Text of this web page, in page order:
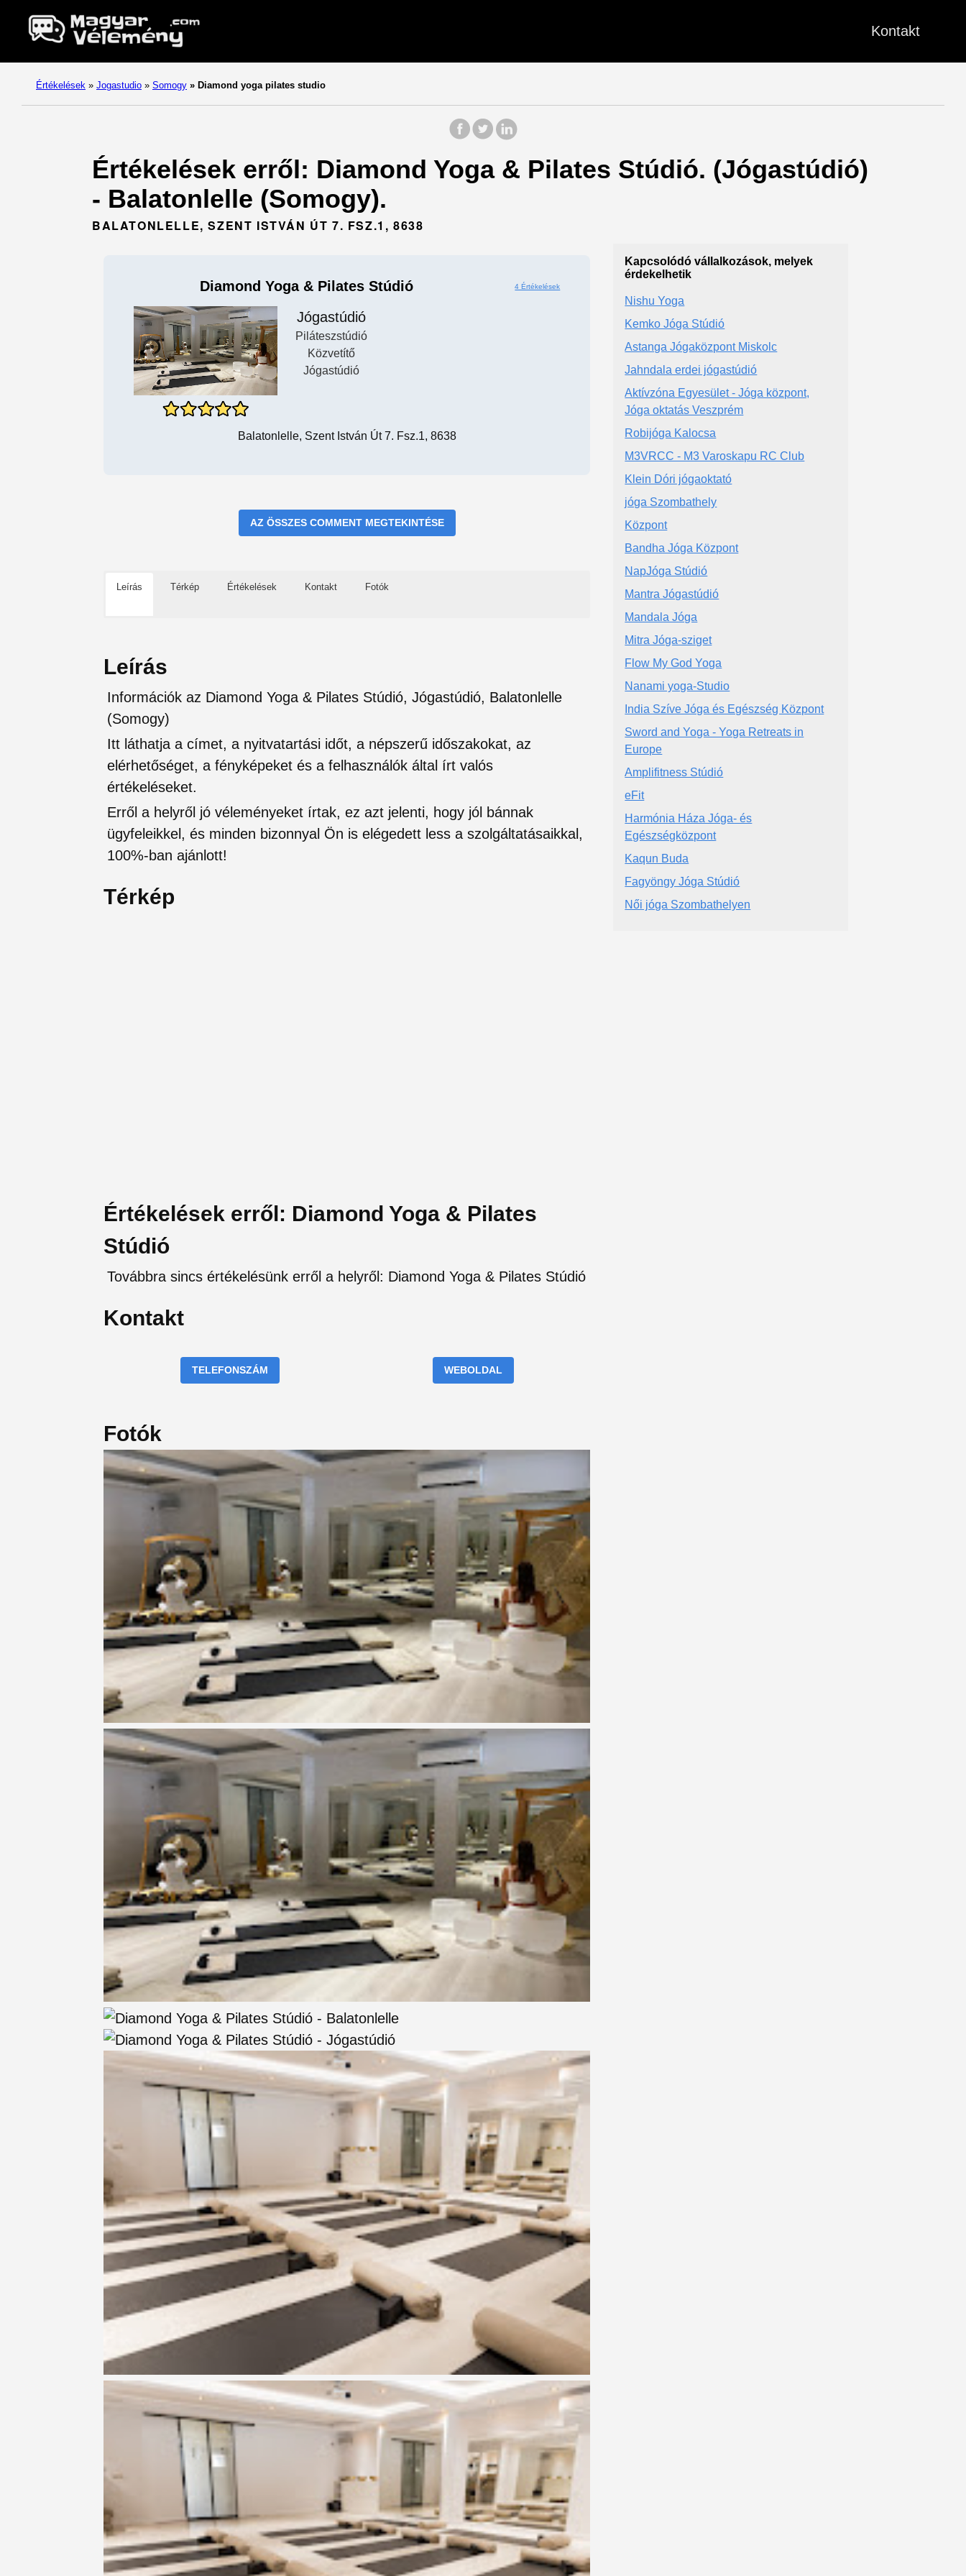
Kontakt
Értékelések » Jogastudio » Somogy » Diamond yoga pilates studio
Értékelések erről: Diamond Yoga & Pilates Stúdió. (Jógastúdió)
- Balatonlelle (Somogy).
BALATONLELLE, SZENT ISTVÁN ÚT 7. FSZ.1, 8638
Diamond Yoga & Pilates Stúdió 4 Értékelések
Jógastúdió
Piláteszstúdió
Közvetítő
Jógastúdió
Balatonlelle, Szent István Út 7. Fsz.1, 8638
AZ ÖSSZES COMMENT MEGTEKINTÉSE
Leírás Térkép Értékelések Kontakt Fotók
Leírás
Információk az Diamond Yoga & Pilates Stúdió, Jógastúdió, Balatonlelle
(Somogy)
Itt láthatja a címet, a nyitvatartási időt, a népszerű időszakokat, az
elérhetőséget, a fényképeket és a felhasználók által írt valós
értékeléseket.
Erről a helyről jó véleményeket írtak, ez azt jelenti, hogy jól bánnak
ügyfeleikkel, és minden bizonnyal Ön is elégedett less a szolgáltatásaikkal,
100%-ban ajánlott!
Térkép
Értékelések erről: Diamond Yoga & Pilates
Stúdió
Továbbra sincs értékelésünk erről a helyről: Diamond Yoga & Pilates Stúdió
Kontakt
TELEFONSZÁM WEBOLDAL
Fotók
Kapcsolódó vállalkozások, melyek
érdekelhetik
Nishu Yoga
Kemko Jóga Stúdió
Astanga Jógaközpont Miskolc
Jahndala erdei jógastúdió
Aktívzóna Egyesület - Jóga központ,
Jóga oktatás Veszprém
Robijóga Kalocsa
M3VRCC - M3 Varoskapu RC Club
Klein Dóri jógaoktató
jóga Szombathely
Központ
Bandha Jóga Központ
NapJóga Stúdió
Mantra Jógastúdió
Mandala Jóga
Mitra Jóga-sziget
Flow My God Yoga
Nanami yoga-Studio
India Szíve Jóga és Egészség Központ
Sword and Yoga - Yoga Retreats in
Europe
Amplifitness Stúdió
eFit
Harmónia Háza Jóga- és
Egészségközpont
Kaqun Buda
Fagyöngy Jóga Stúdió
Női jóga Szombathelyen